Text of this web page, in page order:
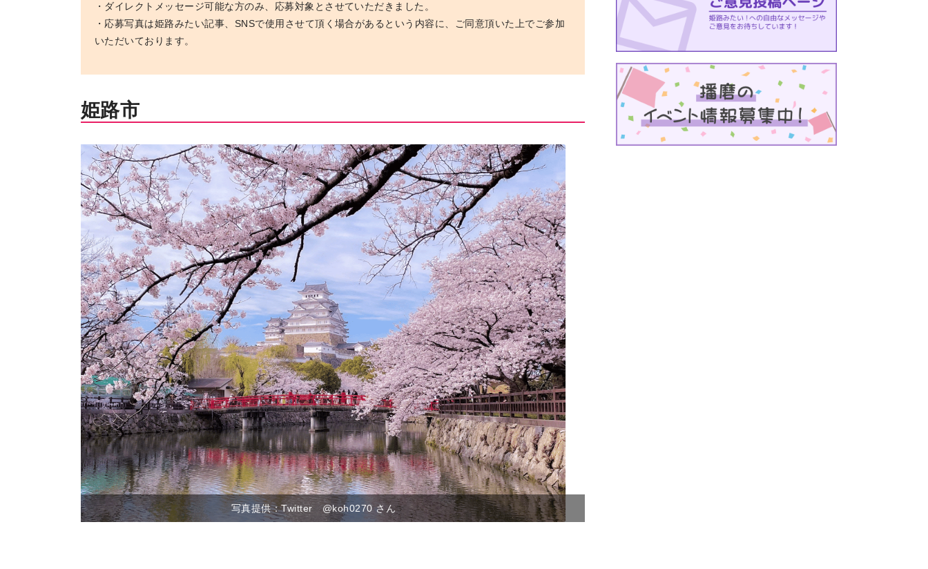
まるはり 雑誌・デジタルブック
Digital books
地場産品/ツクリビト
Local products
エリア特集
Travel
・ダイレクトメッセージ可能な方のみ、応募対象とさせていただきました。
・応募写真は姫路みたい記事、SNSで使用させて頂く場合があるという内容に、ご同意頂いた上でご参加
いただいております。
姫路市
写真提供：Twitter @yanaka402 さん